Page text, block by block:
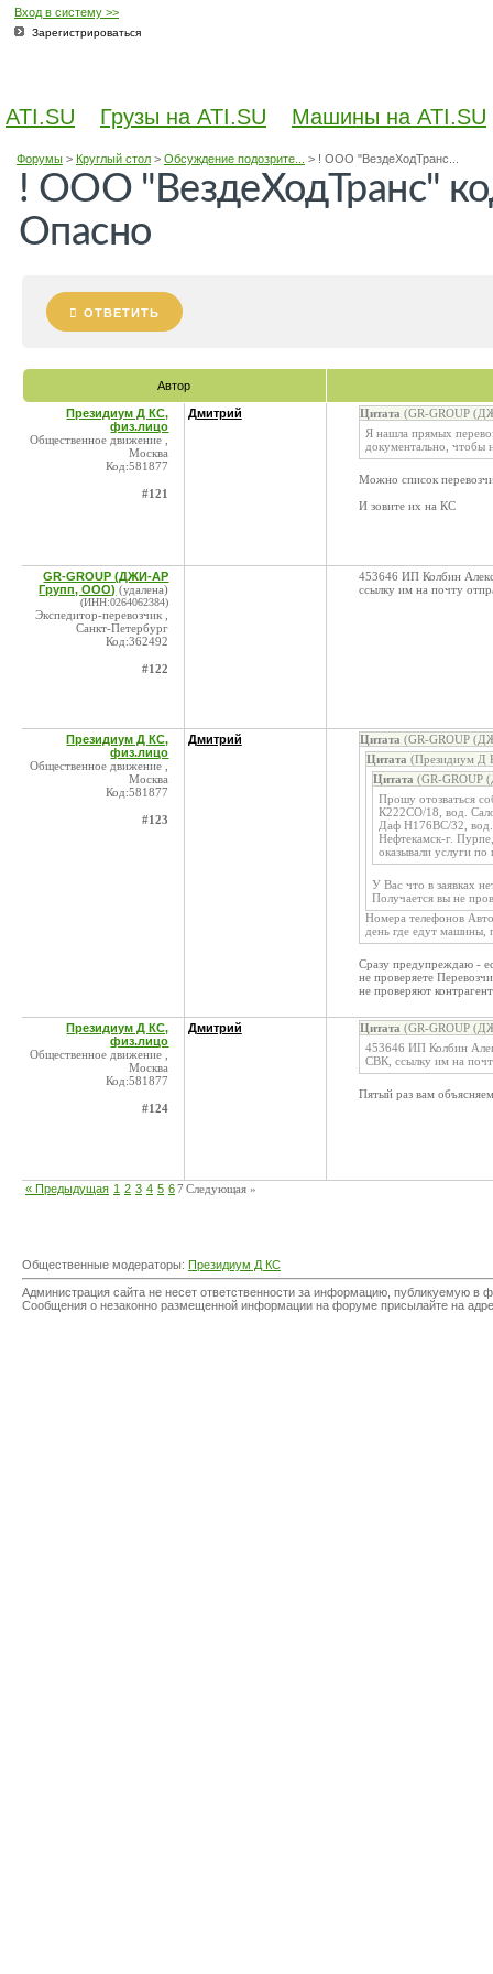
Вход в систему >>
Зарегистрироваться
ATI.SU Грузы на ATI.SU Машины на ATI.SU
Форумы> Круглый стол> Обсуждение подозрите... > ! ООО "ВездеХодТранс...
! ООО "ВездеХодТранс"
Опасно
ОТВЕТИТЬ
Автор
Президиум Д КС,
физ.лицо
Общественное движение ,
Москва
Код:581877
#121
Дмитрий Цитата (GR-GROUP
Я нашла прямых
документально, чтобы
Можно список
И зовите их на КС
GR-GROUP (ДЖИ-АР
Групп, ООО) (удалена)
(ИНН:0264062384)
Экспедитор-перевозчик ,
Санкт-Петербург
Код:362492
#122
453646 ИП Колбин
ссылку им на почту
Президиум Д КС,
физ.лицо
Общественное движение ,
Москва
Код:581877
#123
Дмитрий Цитата (GR-GROUP
Цитата (Президиум Д
Цитата (GR-GROUP
Прошу отозваться
К222СО/18, вод.
Даф Н176ВС/32, вод.
Нефтекамск-г.
оказывали услуги
У Вас что в заявках
Получается вы не
Номера телефонов
день где едут машины,
Сразу предупреждаю -
не проверяете
не проверяют
Президиум Д КС,
физ.лицо
Общественное движение ,
Москва
Код:581877
#124
Дмитрий Цитата (GR-GROUP
453646 ИП Колбин
СВК, ссылку им на
Пятый раз вам
« Предыдущая 1 2 3 4 5 67 Следующая »
Общественные модераторы: Президиум Д КС
Администрация сайта не несет ответственности за информацию, публикуемую
Сообщения о незаконно размещенной информации на форуме присылайте на